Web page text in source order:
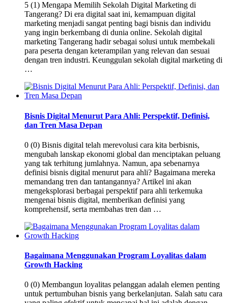
5 (1) Mengapa Memilih Sekolah Digital Marketing di
Tangerang? Di era digital saat ini, kemampuan digital
marketing menjadi sangat penting bagi bisnis dan individu
yang ingin berkembang di dunia online. Sekolah digital
marketing Tangerang hadir sebagai solusi untuk membekali
para peserta dengan keterampilan yang relevan dan sesuai
dengan tren industri. Keunggulan sekolah digital marketing di
…
Bisnis Digital Menurut Para Ahli: Perspektif, Definisi,
dan Tren Masa Depan
0 (0) Bisnis digital telah merevolusi cara kita berbisnis,
mengubah lanskap ekonomi global dan menciptakan peluang
yang tak terhitung jumlahnya. Namun, apa sebenarnya
definisi bisnis digital menurut para ahli? Bagaimana mereka
memandang tren dan tantangannya? Artikel ini akan
mengeksplorasi berbagai perspektif para ahli terkemuka
mengenai bisnis digital, memberikan definisi yang
komprehensif, serta membahas tren dan …
Bagaimana Menggunakan Program Loyalitas dalam
Growth Hacking
0 (0) Membangun loyalitas pelanggan adalah elemen penting
untuk pertumbuhan bisnis yang berkelanjutan. Salah satu cara